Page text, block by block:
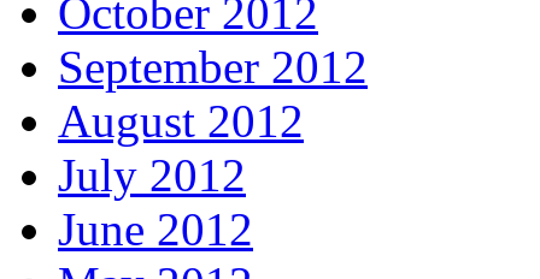
October 2012
September 2012
August 2012
July 2012
June 2012